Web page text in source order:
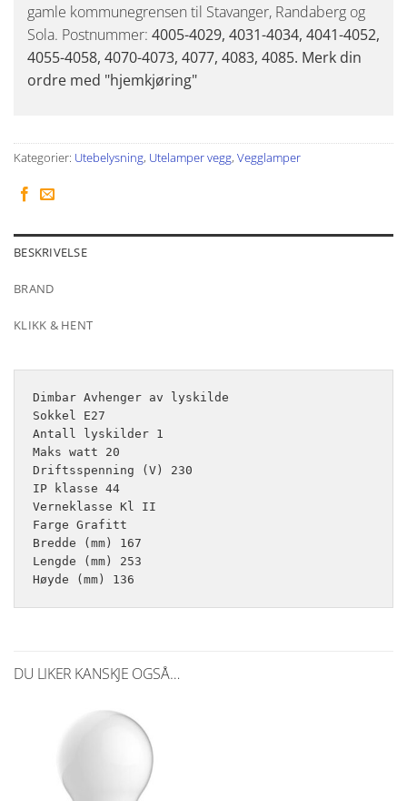
gamle kommunegrensen til Stavanger, Randaberg og
Sola. Postnummer: 4005-4029, 4031-4034, 4041-4052,
4055-4058, 4070-4073, 4077, 4083, 4085. Merk din
ordre med "hjemkjøring"
Kategorier: Utebelysning, Utelamper vegg, Vegglamper
BESKRIVELSE
BRAND
KLIKK & HENT
Dimbar Avhenger av lyskilde
Sokkel E27
Antall lyskilder 1
Maks watt 20
Driftsspenning (V) 230
IP klasse 44
Verneklasse Kl II
Farge Grafitt
Bredde (mm) 167
Lengde (mm) 253
Høyde (mm) 136
DU LIKER KANSKJE OGSÅ…